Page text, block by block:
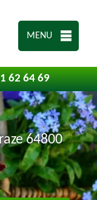
MENU
62 64 69
64800